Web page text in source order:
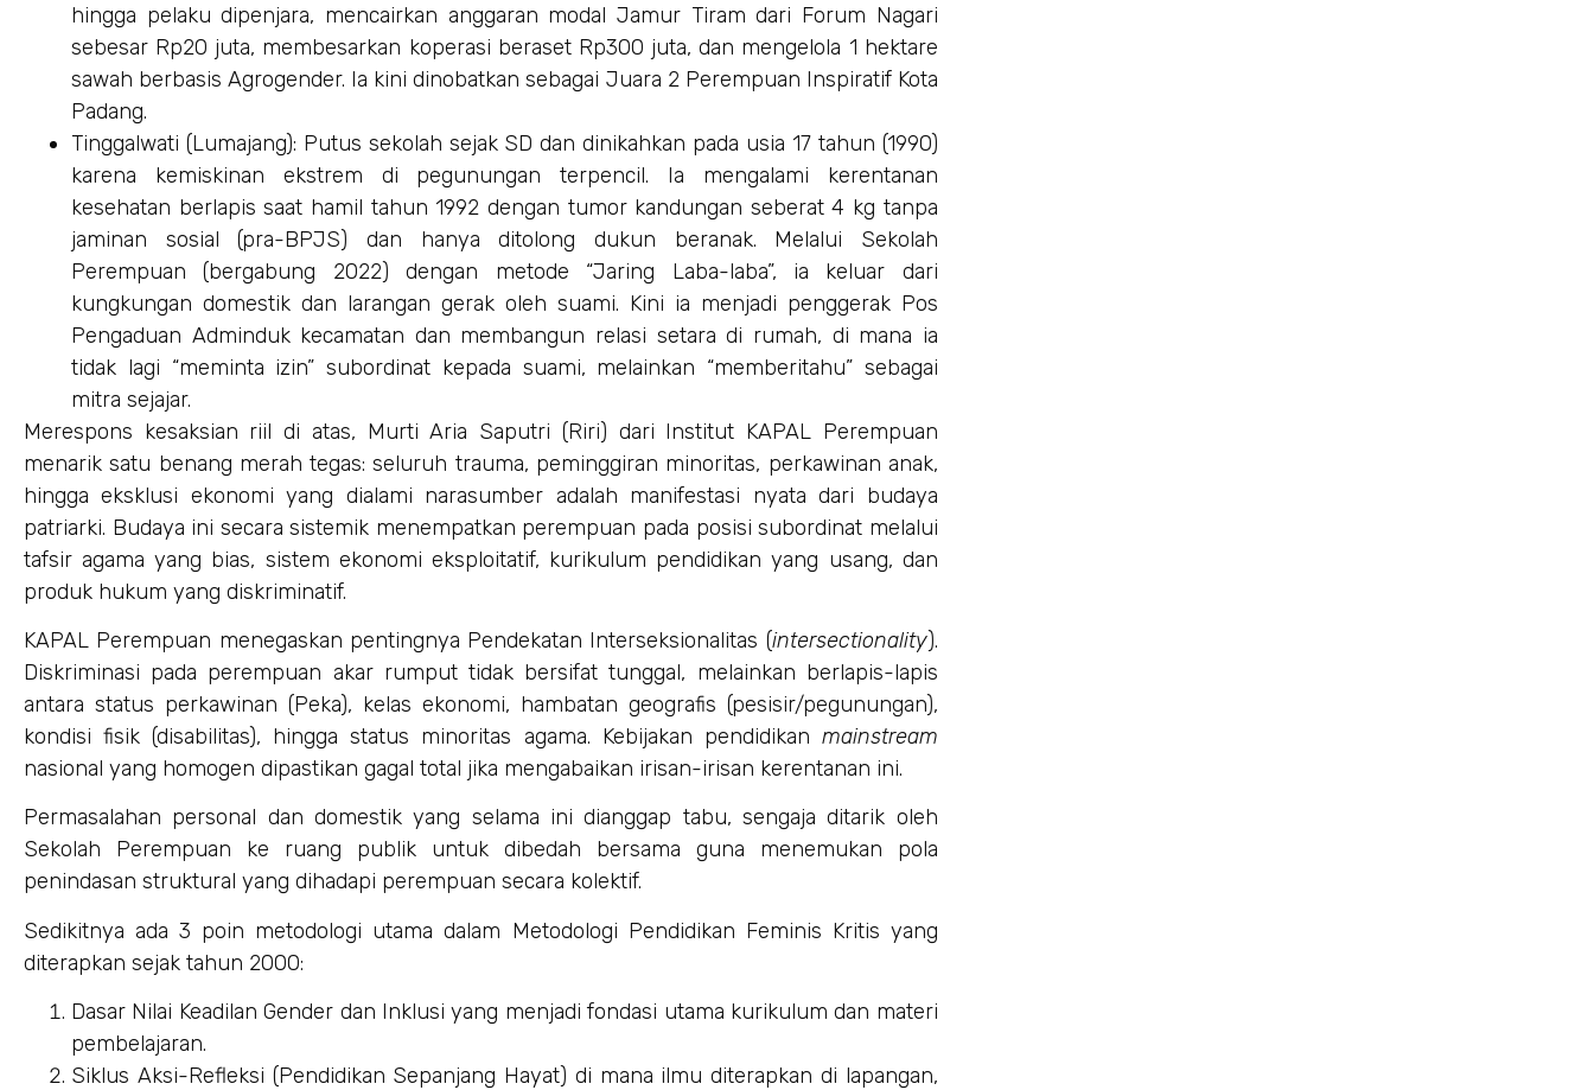
hingga pelaku dipenjara, mencairkan anggaran modal Jamur Tiram dari Forum Nagari
sebesar Rp20 juta, membesarkan koperasi beraset Rp300 juta, dan mengelola 1 hektare
sawah berbasis Agrogender. Ia kini dinobatkan sebagai Juara 2 Perempuan Inspiratif Kota
Padang.
Tinggalwati (Lumajang): Putus sekolah sejak SD dan dinikahkan pada usia 17 tahun (1990)
karena kemiskinan ekstrem di pegunungan terpencil. Ia mengalami kerentanan
kesehatan berlapis saat hamil tahun 1992 dengan tumor kandungan seberat 4 kg tanpa
jaminan sosial (pra-BPJS) dan hanya ditolong dukun beranak. Melalui Sekolah
Perempuan (bergabung 2022) dengan metode “Jaring Laba-laba”, ia keluar dari
kungkungan domestik dan larangan gerak oleh suami. Kini ia menjadi penggerak Pos
Pengaduan Adminduk kecamatan dan membangun relasi setara di rumah, di mana ia
tidak lagi “meminta izin” subordinat kepada suami, melainkan “memberitahu” sebagai
mitra sejajar.
Merespons kesaksian riil di atas, Murti Aria Saputri (Riri) dari Institut KAPAL Perempuan
menarik satu benang merah tegas: seluruh trauma, peminggiran minoritas, perkawinan anak,
hingga eksklusi ekonomi yang dialami narasumber adalah manifestasi nyata dari budaya
patriarki. Budaya ini secara sistemik menempatkan perempuan pada posisi subordinat melalui
tafsir agama yang bias, sistem ekonomi eksploitatif, kurikulum pendidikan yang usang, dan
produk hukum yang diskriminatif.
KAPAL Perempuan menegaskan pentingnya Pendekatan Interseksionalitas (intersectionality).
Diskriminasi pada perempuan akar rumput tidak bersifat tunggal, melainkan berlapis-lapis
antara status perkawinan (Peka), kelas ekonomi, hambatan geografis (pesisir/pegunungan),
kondisi fisik (disabilitas), hingga status minoritas agama. Kebijakan pendidikan mainstream
nasional yang homogen dipastikan gagal total jika mengabaikan irisan-irisan kerentanan ini.
Permasalahan personal dan domestik yang selama ini dianggap tabu, sengaja ditarik oleh
Sekolah Perempuan ke ruang publik untuk dibedah bersama guna menemukan pola
penindasan struktural yang dihadapi perempuan secara kolektif.
Sedikitnya ada 3 poin metodologi utama dalam Metodologi Pendidikan Feminis Kritis yang
diterapkan sejak tahun 2000:
Dasar Nilai Keadilan Gender dan Inklusi yang menjadi fondasi utama kurikulum dan materi
pembelajaran.
Siklus Aksi-Refleksi (Pendidikan Sepanjang Hayat) di mana ilmu diterapkan di lapangan,